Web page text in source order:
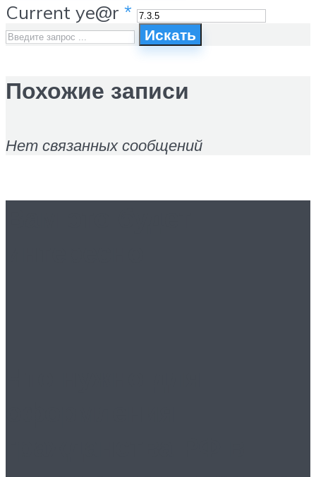
Current ye@r *
Искать
Похожие записи
Нет связанных сообщений